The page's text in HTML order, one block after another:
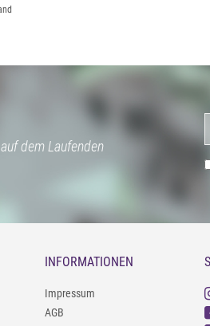
dem Laufenden
INFORMATIONEN
Impressum
AGB